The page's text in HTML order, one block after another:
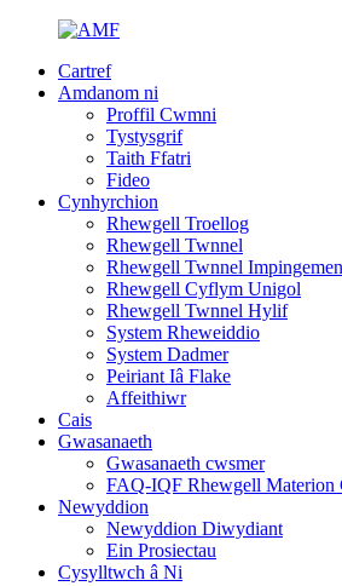
Cartref
Amdanom ni
Proffil Cwmni
Tystysgrif
Taith Ffatri
Fideo
Cynhyrchion
Rhewgell Troellog
Rhewgell Twnnel
Rhewgell Twnnel
Rhewgell Cyflym Unigol
Rhewgell Twnnel Hylif
System Rheweiddio
System Dadmer
Peiriant Iâ Flake
Affeithiwr
Cais
Gwasanaeth
Gwasanaeth cwsmer
FAQ-IQF Rhewgell Materion
Newyddion
Newyddion Diwydiant
Ein Prosiectau
Cysylltwch â Ni